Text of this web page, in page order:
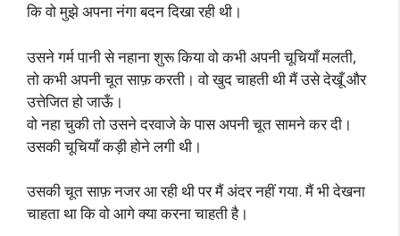
कि वो मुझे अपना नंगा बदन दिखा रही थी।
उसने गर्म पानी से नहाना शुरू किया वो कभी अपनी चूचियाँ मलती,
तो कभी अपनी चूत साफ़ करती। वो खुद चाहती थी मैं उसे देखूँ और
उत्तेजित हो जाऊँ।
वो नहा चुकी तो उसने दरवाजे के पास अपनी चूत सामने कर दी।
उसकी चूचियाँ कड़ी होने लगी थी।
उसकी चूत साफ़ नजर आ रही थी पर मैं अंदर नहीं गया. मैं भी देखना
चाहता था कि वो आगे क्या करना चाहती है।